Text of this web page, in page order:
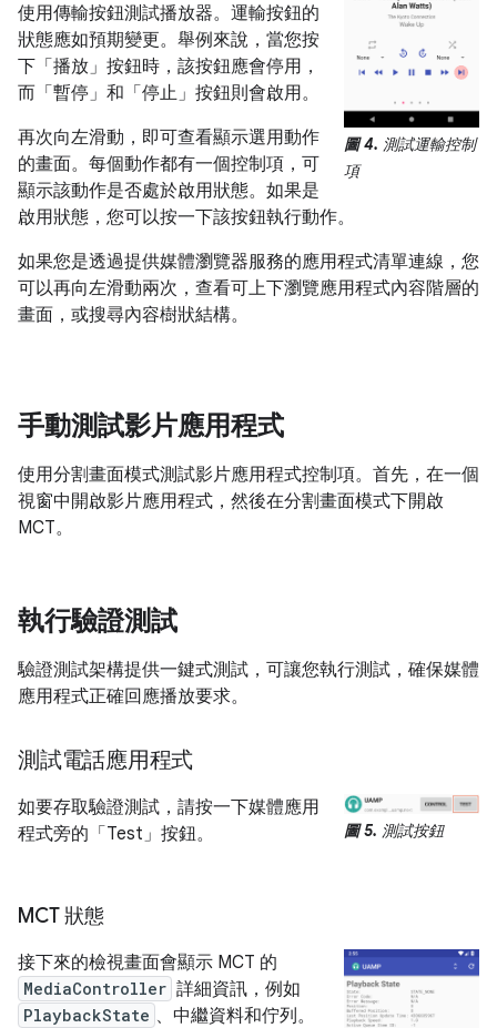
圖 4. 測試運輸控制
項
使用傳輸按鈕測試播放器。運輸按鈕的
狀態應如預期變更。舉例來說，當您按
下「播放」按鈕時，該按鈕應會停用，
而「暫停」和「停止」按鈕則會啟用。
再次向左滑動，即可查看顯示選用動作
的畫面。每個動作都有一個控制項，可
顯示該動作是否處於啟用狀態。如果是
啟用狀態，您可以按一下該按鈕執行動作。
如果您是透過提供媒體瀏覽器服務的應用程式清單連線，您
可以再向左滑動兩次，查看可上下瀏覽應用程式內容階層的
畫面，或搜尋內容樹狀結構。
手動測試影片應用程式
使用分割畫面模式測試影片應用程式控制項。首先，在一個
視窗中開啟影片應用程式，然後在分割畫面模式下開啟
MCT。
執行驗證測試
驗證測試架構提供一鍵式測試，可讓您執行測試，確保媒體
應用程式正確回應播放要求。
測試電話應用程式
圖 5. 測試按鈕
如要存取驗證測試，請按一下媒體應用
程式旁的「Test」 按鈕。
MCT 狀態
接下來的檢視畫面會顯示 MCT 的
MediaController 詳細資訊，例如
PlaybackState 、中繼資料和佇列。